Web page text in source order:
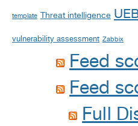
template Threat intelligence
vulnerability assessment Zabbix
Feed
Feed
Full